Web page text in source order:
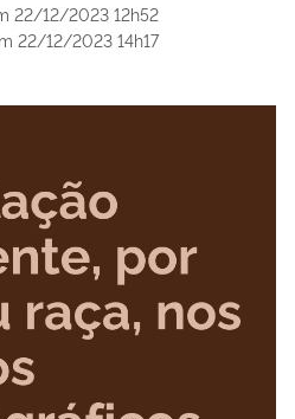
22/12/2023 12h52
22/12/2023 14h17